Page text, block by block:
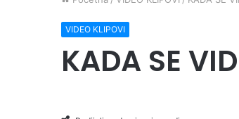
VIDEO KLIPOVI
KADA SE